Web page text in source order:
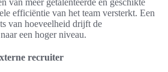
van meer getalenteerde en geschikte
efficiëntie van het team versterkt. Een
van hoeveelheid drijft de
een hoger niveau.
recruiter